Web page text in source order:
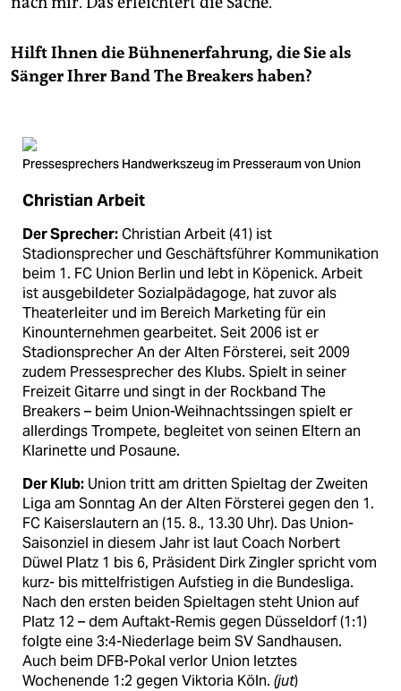
Hilft Ihnen die Bühnenerfahrung, die Sie als
Sänger Ihrer Band The Breakers haben?
Pressesprechers Handwerkszeug im Presseraum von Union
Christian Arbeit
Der Sprecher:Christian Arbeit (41) ist
Stadionsprecher und Geschäftsführer Kommunikation
beim 1. FC Union Berlin und lebt in Köpenick. Arbeit
ist ausgebildeter Sozialpädagoge, hat zuvor als
Theaterleiter und im Bereich Marketing für ein
Kinounternehmen gearbeitet. Seit 2006 ist er
Stadionsprecher An der Alten Försterei, seit 2009
zudem Pressesprecher des Klubs. Spielt in seiner
Freizeit Gitarre und singt in der Rockband The
Breakers – beim Union-Weihnachtssingen spielt er
allerdings Trompete, begleitet von seinen Eltern an
Klarinette und Posaune.
Der Klub: Union tritt am dritten Spieltag der Zweiten
Liga am Sonntag An der Alten Försterei gegen den 1.
FC Kaiserslautern an (15. 8., 13.30 Uhr). Das Union-
Saisonziel in diesem Jahr ist laut Coach Norbert
Düwel Platz 1 bis 6, Präsident Dirk Zingler spricht vom
kurz- bis mittelfristigen Aufstieg in die Bundesliga.
Nach den ersten beiden Spieltagen steht Union auf
Platz 12 – dem Auftakt-Remis gegen Düsseldorf (1:1)
folgte eine 3:4-Niederlage beim SV Sandhausen.
Auch beim DFB-Pokal verlor Union letztes
Wochenende 1:2 gegen Viktoria Köln. (jut)